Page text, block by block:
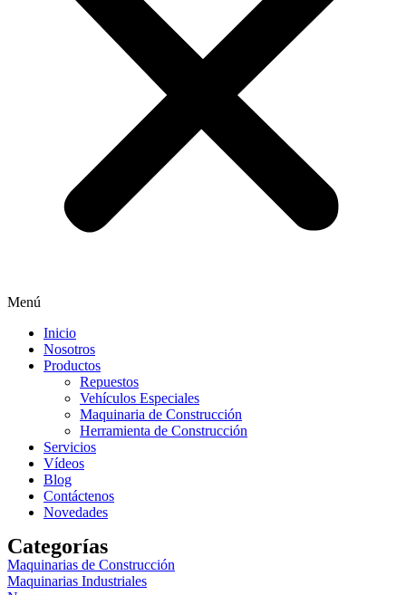
Menú
Inicio
Nosotros
Productos
Repuestos
Vehículos Especiales
Maquinaria de Construcción
Herramienta de Construcción
Servicios
Vídeos
Blog
Contáctenos
Novedades
Categorías
Maquinarias de Construcción
Maquinarias Industriales